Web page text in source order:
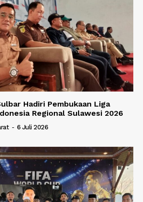
Hadiri Pembukaan Liga
Regional Sulawesi 2026
- 6 Juli 2026